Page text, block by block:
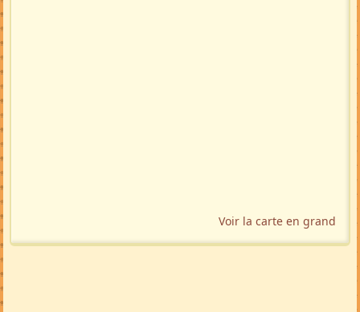
Voir la carte en grand